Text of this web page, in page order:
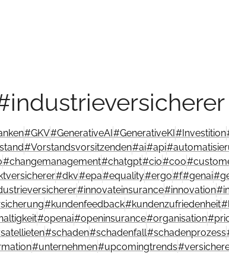
#GKV#GenerativeAI#GenerativeKI#Investition
#Vorstandsvorsitzenden#ai#api#
#changemanagement#chatgpt#cio#coo#
#dkv#epa#equality#ergo#f#genai#
#innovateinsurance#innovation#
#kundenfeedback#kundenzufriedenheit#
#openai#openinsurance#organisation#
satellieten#schaden#schadenfall#schadenprozess
#unternehmen#upcomingtrends#